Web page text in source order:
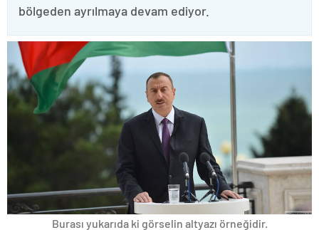
bölgeden ayrılmaya devam ediyor.
Burası yukarıda ki görselin altyazı örneğidir.